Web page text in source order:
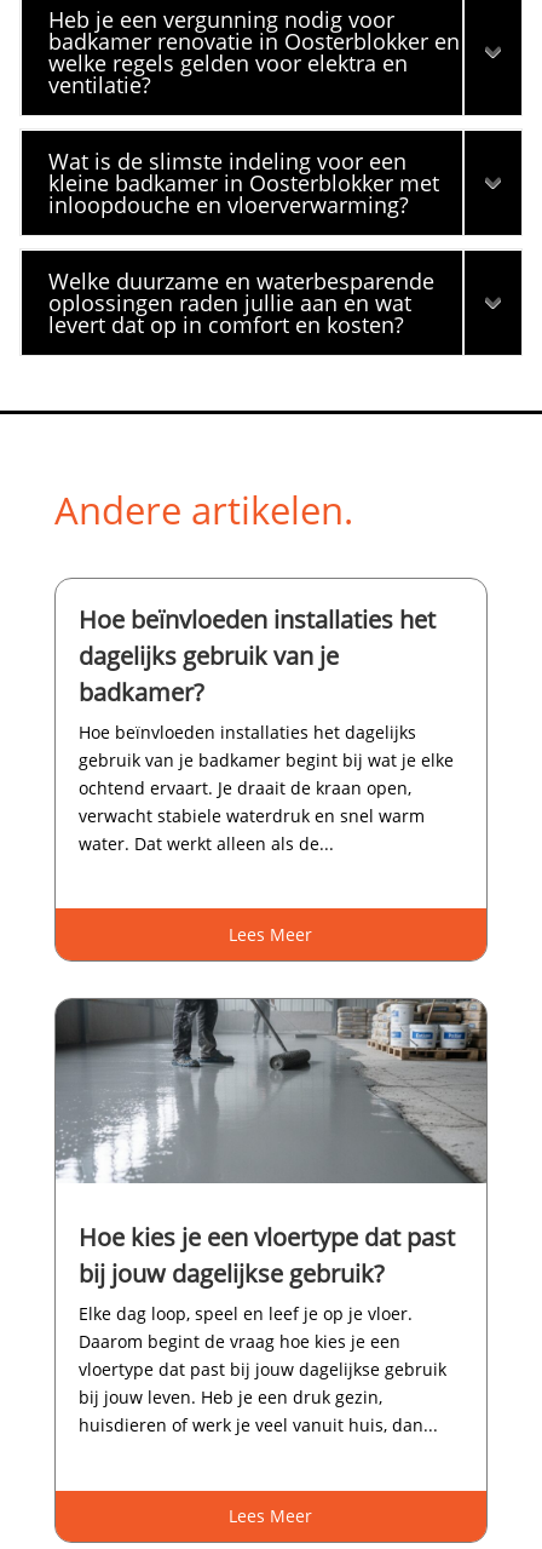
Heb je een vergunning nodig voor
badkamer renovatie in Oosterblokker en
welke regels gelden voor elektra en
ventilatie?
Wat is de slimste indeling voor een
kleine badkamer in Oosterblokker met
inloopdouche en vloerverwarming?
Welke duurzame en waterbesparende
oplossingen raden jullie aan en wat
levert dat op in comfort en kosten?
Andere artikelen.
Hoe beïnvloeden installaties het
dagelijks gebruik van je
badkamer?
Hoe beïnvloeden installaties het dagelijks
gebruik van je badkamer begint bij wat je elke
ochtend ervaart.​ Je draait de kraan open,
verwacht stabiele waterdruk en snel warm
water.​ Dat werkt alleen als de...
Lees Meer
Hoe kies je een vloertype dat past
bij jouw dagelijkse gebruik?
Elke dag loop, speel en leef je op je vloer.​
Daarom begint de vraag hoe kies je een
vloertype dat past bij jouw dagelijkse gebruik
bij jouw leven.​ Heb je een druk gezin,
huisdieren of werk je veel vanuit huis, dan...
Lees Meer